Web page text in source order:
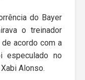
do Bayer
o treinador
de acordo com a
especulado no
Alonso.